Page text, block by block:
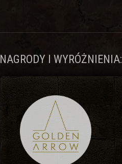
NAGRODY I WYRÓŻNIENIA: